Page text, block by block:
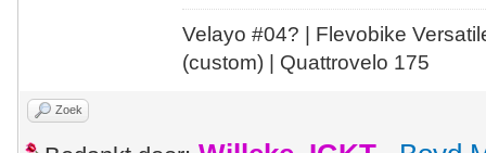
Velayo #04? | Flevobike
(custom) | Quattrovelo 175
Zoek